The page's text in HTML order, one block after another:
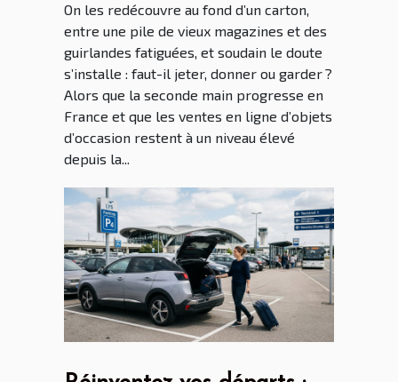
On les redécouvre au fond d’un carton,
entre une pile de vieux magazines et des
guirlandes fatiguées, et soudain le doute
s’installe : faut-il jeter, donner ou garder ?
Alors que la seconde main progresse en
France et que les ventes en ligne d’objets
d’occasion restent à un niveau élevé
depuis la...